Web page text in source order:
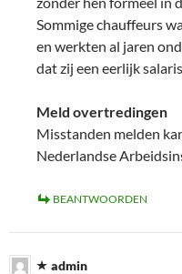
Sommige chauffeurs
en werkten al jaren
dat zij een eerlijk
Meld overtredingen
Misstanden melden
Nederlandse
BEANTWOORDEN
admin